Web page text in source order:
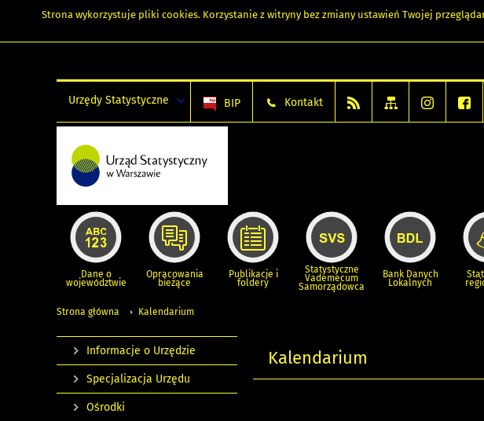
Strona wykorzystuje pliki cookies. Korzystanie z witryny bez zmiany ustawień Twojej
Urzędy Statystyczne BIP Kontakt
Dane o
województwie
Opracowania
bieżące
Publikacje i
foldery
Statystyczne
Vademecum
Samorządowca
Bank Danych
Lokalnych
Strona główna Kalendarium
Kalendarium
Informacje o Urzędzie
Specjalizacja Urzędu
Ośrodki